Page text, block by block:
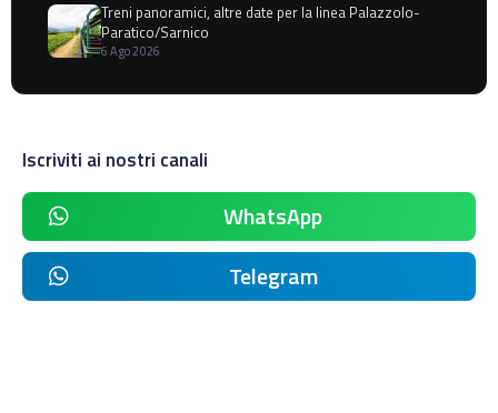
Treni panoramici, altre date per la linea Palazzolo-
Paratico/Sarnico
6 Ago 2026
Iscriviti ai nostri canali
WhatsApp
Telegram